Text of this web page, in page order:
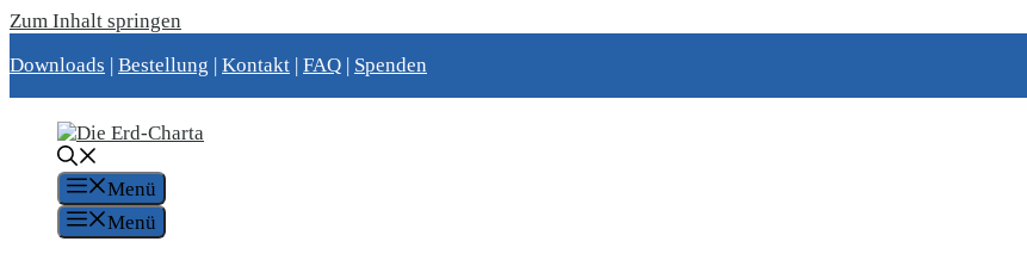
Zum Inhalt springen
Downloads | Bestellung | Kontakt | FAQ | Spenden
Menü
Menü